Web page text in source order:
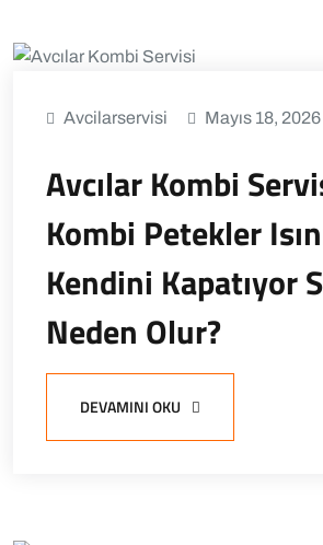
Avcilarservisi Mayıs 18, 2026
Avcılar Kombi
Kombi Petekler
Kendini Kapatıyor
Neden Olur?
DEVAMINI OKU